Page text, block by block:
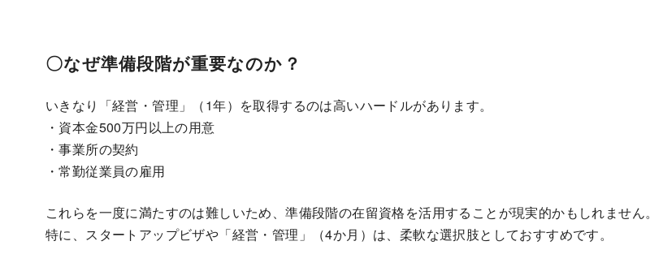
〇なぜ準備段階が重要なのか？
いきなり「経営・管理」（1年）を取得するのは高いハードルがあります。
・資本金500万円以上の用意
・事業所の契約
・常勤従業員の雇用
これらを一度に満たすのは難しいため、準備段階の在留資格を活用することが現実的かもしれません。
特に、スタートアップビザや「経営・管理」（4か月）は、柔軟な選択肢としておすすめです。